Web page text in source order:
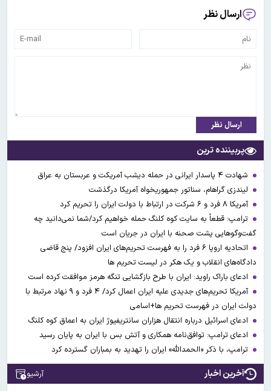
ارسال نظر
ارسال نظر
پربیننده ترین
شهادت ۴ پاسدار ایرانی در حمله دیشب آمریکت و عربستان به عراق
لیندزی گراهام، سناتور جمهوریخواه آمریکا درگذشت
آمریکا ۸ فرد و ۶ شرکت در ارتباط با دولت ایران را تحریم کرد
ترامپ: قطعاً به سایت کوه کلنگ حمله خواهیم کرد/شما نمی‌دانید چه
گفت‌وگوهایی پشت صحنه با ایران در جریان است
اتحادیه اروپا ۶ فرد را به فهرست تحریم‌های ایران افزود/ پنج قاضی
دادگاه‌های انقلاب و یک هکر در لیست تحریم ها
ادعای باراک راوید: ایران با طرح بازگشایی تنگه هرمز موافقت کرده است
آمریکا تحریم‌های جدیدی علیه ایران اعمال کرد/ ۴ فرد و ۹ نهاد مرتبط با
دولت ایران در فهرست تحریم ها+اسامی
ادعای اسرائیل درباره انتقال هزاران سانتریفیوژ ایران به اعماق کوه کلنگ
ادعای ترامپ: توافق‌نامه همکاری و آتش بس با ایران به پایان رسید
ترامپ، با ذکر «الحمدالله» ایران را تهدید به بمباران گسترده کرد
آخرین اخبار آرشیو